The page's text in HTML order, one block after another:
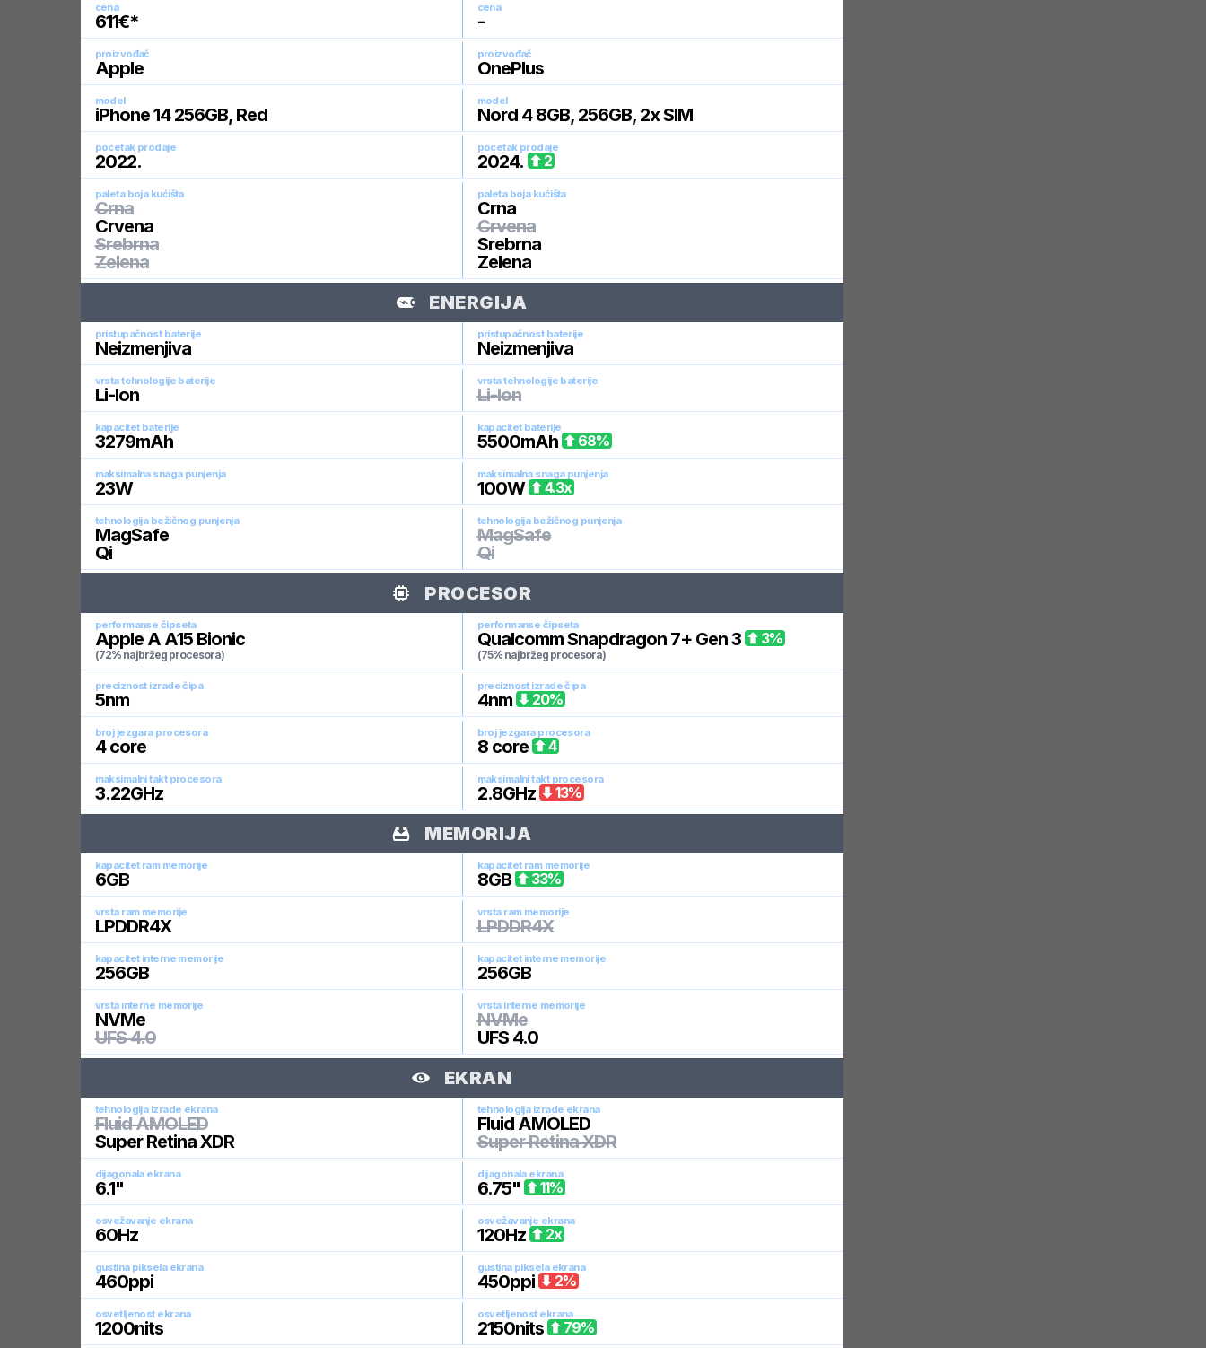
cena
611€*
cena
-
proizvođač
Apple
proizvođač
OnePlus
model
iPhone 14 256GB, Red
model
Nord 4 8GB, 256GB, 2x SIM
pocetak prodaje
2022.
pocetak prodaje
2024. 2
paleta boja kućišta
Crna
Crvena
Srebrna
Zelena
paleta boja kućišta
Crna
Crvena
Srebrna
Zelena
ENERGIJA
pristupačnost baterije
Neizmenjiva
pristupačnost baterije
Neizmenjiva
vrsta tehnologije baterije
Li-Ion
vrsta tehnologije baterije
Li-Ion
kapacitet baterije
3279mAh
kapacitet baterije
5500mAh 68%
maksimalna snaga punjenja
23W
maksimalna snaga punjenja
100W 4.3x
tehnologija bežičnog punjenja
MagSafe
Qi
tehnologija bežičnog punjenja
MagSafe
Qi
PROCESOR
performanse čipseta
Apple A A15 Bionic
(72% najbržeg procesora)
performanse čipseta
Qualcomm Snapdragon 7+ Gen 3
(75% najbržeg procesora)
3%
preciznost izrade čipa
5nm
preciznost izrade čipa
4nm 20%
broj jezgara procesora
4core
broj jezgara procesora
8core 4
maksimalni takt procesora
3.22GHz
maksimalni takt procesora
2.8GHz 13%
MEMORIJA
kapacitet ram memorije
6GB
kapacitet ram memorije
8GB 33%
vrsta ram memorije
LPDDR4X
vrsta ram memorije
LPDDR4X
kapacitet interne memorije
256GB
kapacitet interne memorije
256GB
vrsta interne memorije
NVMe
UFS 4.0
vrsta interne memorije
NVMe
UFS 4.0
EKRAN
tehnologija izrade ekrana
Fluid AMOLED
Super Retina XDR
tehnologija izrade ekrana
Fluid AMOLED
Super Retina XDR
dijagonala ekrana
6.1"
dijagonala ekrana
6.75" 11%
osvežavanje ekrana
60Hz
osvežavanje ekrana
120Hz 2x
gustina piksela ekrana
460ppi
gustina piksela ekrana
450ppi 2%
osvetljenost ekrana
1200nits
osvetljenost ekrana
2150nits 79%